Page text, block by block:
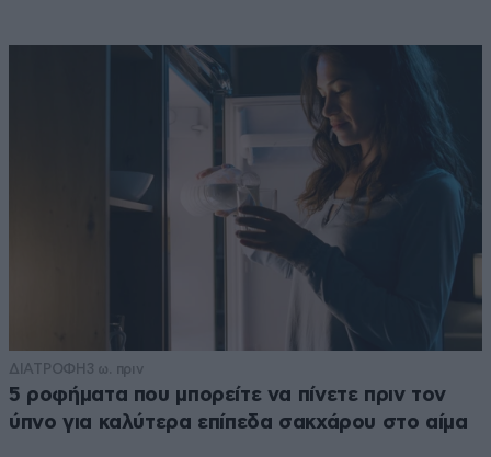
ΔΙΑΤΡΟΦΗ 3 ω. πριν
5 ροφήματα που μπορείτε να πίνετε πριν τον
ύπνο για καλύτερα επίπεδα σακχάρου στο αίμα